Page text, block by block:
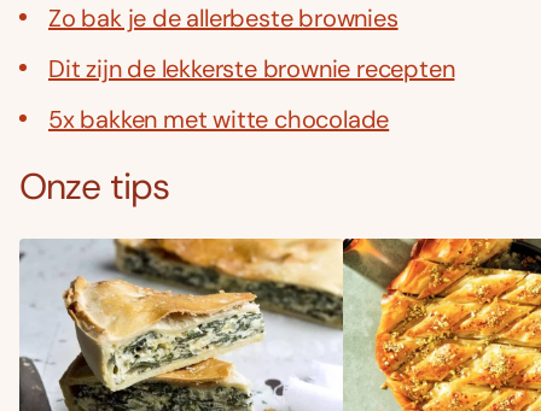
Zo bak je de allerbeste brownies
Dit zijn de lekkerste brownie recepten
5x bakken met witte chocolade
Onze tips